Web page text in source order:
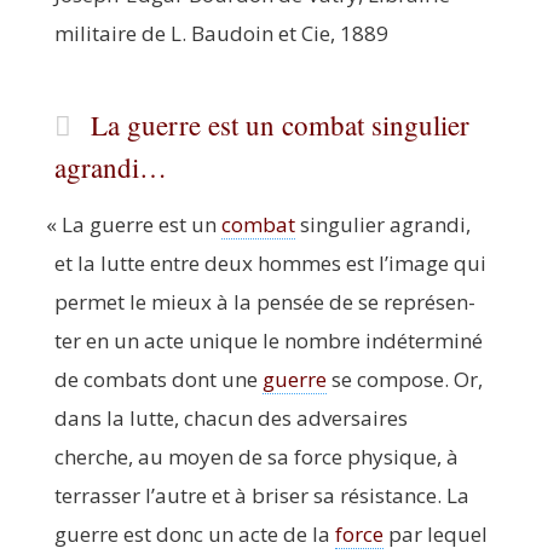
mili­taire de L. Bau­doin et Cie, 1889
La guerre est un combat singulier
agrandi…
« La guerre est un com­batsin­gu­lier agran­di,
et la lutte entre deux hommes est l’image qui
per­met le mieux à la pen­sée de se repré­sen­
ter en un acte unique le nombre indé­ter­mi­né
de com­bats dont une guerrese com­pose. Or,
dans la lutte, cha­cun des adver­saires
cherche, au moyen de sa force phy­sique, à
ter­ras­ser l’autre et à bri­ser sa résis­tance. La
guerre est donc un acte de la forcepar lequel